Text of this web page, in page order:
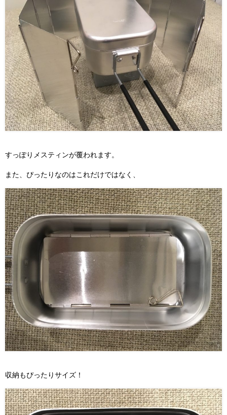
すっぽりメスティンが覆われます。
また、ぴったりなのはこれだけではなく、
収納もぴったりサイズ！